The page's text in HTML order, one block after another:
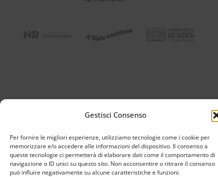
Gestisci Consenso
Per fornire le migliori esperienze, utilizziamo tecnologie come i cookie per
memorizzare e/o accedere alle informazioni del dispositivo. Il consenso a
queste tecnologie ci permetterà di elaborare dati come il comportamento di
navigazione o ID unici su questo sito. Non acconsentire o ritirare il consenso
può influire negativamente su alcune caratteristiche e funzioni.
© Istituto Buddista Italiano Soka Gakkai. All rights reserved | C.F. 94069310483 – Sede Legale:
Firenze |
Privacy Policy Cookie Policy